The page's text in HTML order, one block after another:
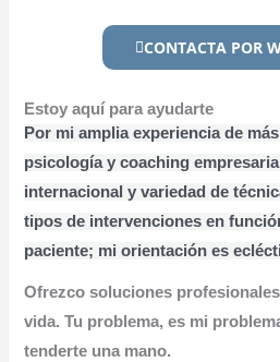
CONTACTA POR
Estoy aquí para ayudarte
Por mi amplia experiencia de
psicología y coaching
internacional y variedad de
tipos de intervenciones en
paciente; mi orientación es
Ofrezco soluciones
vida. Tu problema, es mi
tenderte una mano.